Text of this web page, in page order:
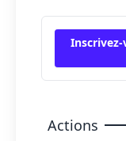
Actions